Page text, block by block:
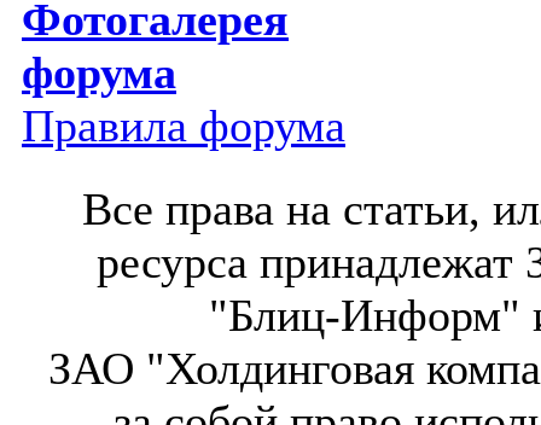
Фотогалерея
форума
Правила форума
Все права на статьи,
ресурса
"Блиц-Информ"
ЗАО "Холдинговая